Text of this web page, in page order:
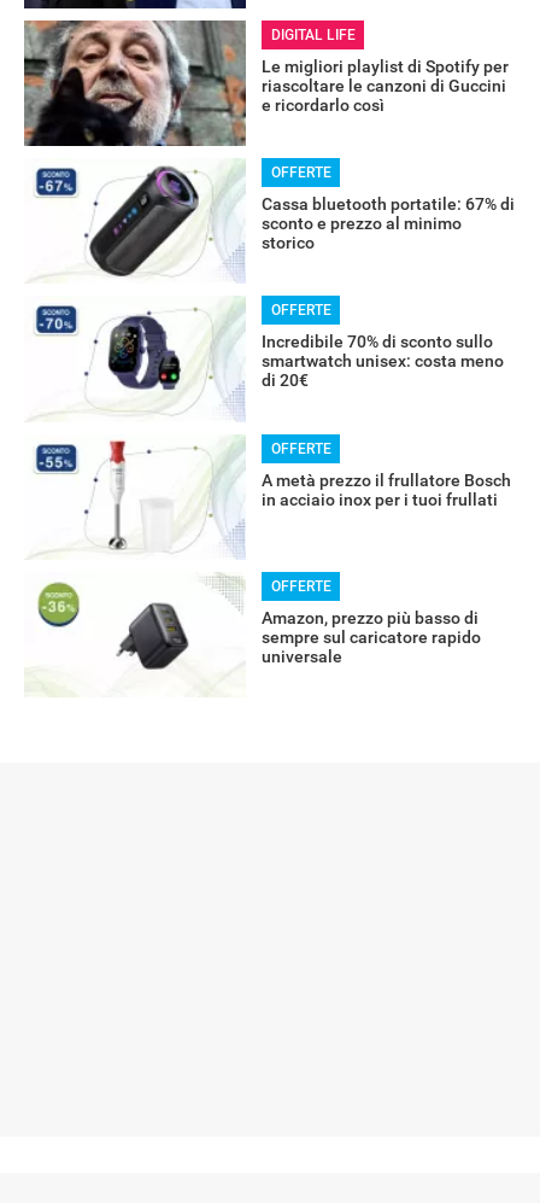
DIGITAL LIFE
Le migliori playlist di Spotify per
riascoltare le canzoni di Guccini
e ricordarlo così
OFFERTE
Cassa bluetooth portatile: 67% di
sconto e prezzo al minimo
storico
OFFERTE
Incredibile 70% di sconto sullo
smartwatch unisex: costa meno
di 20€
OFFERTE
A metà prezzo il frullatore Bosch
in acciaio inox per i tuoi frullati
OFFERTE
Amazon, prezzo più basso di
sempre sul caricatore rapido
universale